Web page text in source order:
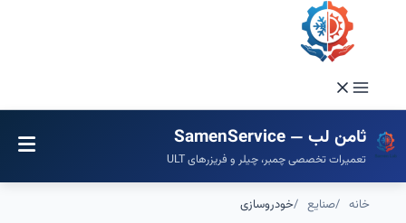
ثامن لب — SamenService
تعمیرات تخصصی چمبر، چیلر و فریزرهای ULT
خانه صنایع خودروسازی